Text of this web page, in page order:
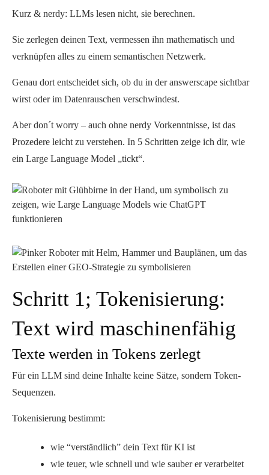
Kurz & nerdy: LLMs lesen nicht, sie berechnen.
Sie zerlegen deinen Text, vermessen ihn mathematisch und
verknüpfen alles zu einem semantischen Netzwerk.
Genau dort entscheidet sich, ob du in der answerscape sichtbar
wirst oder im Datenrauschen verschwindest.
Aber don´t worry – auch ohne nerdy Vorkenntnisse, ist das
Prozedere leicht zu verstehen. In 5 Schritten zeige ich dir, wie
ein Large Language Model „tickt“.
Schritt 1; Tokenisierung:
Text wird maschinenfähig
Texte werden in Tokens zerlegt
Für ein LLM sind deine Inhalte keine Sätze, sondern Token-
Sequenzen.
Tokenisierung bestimmt:
wie “verständlich” dein Text für KI ist
wie teuer, wie schnell und wie sauber er verarbeitet